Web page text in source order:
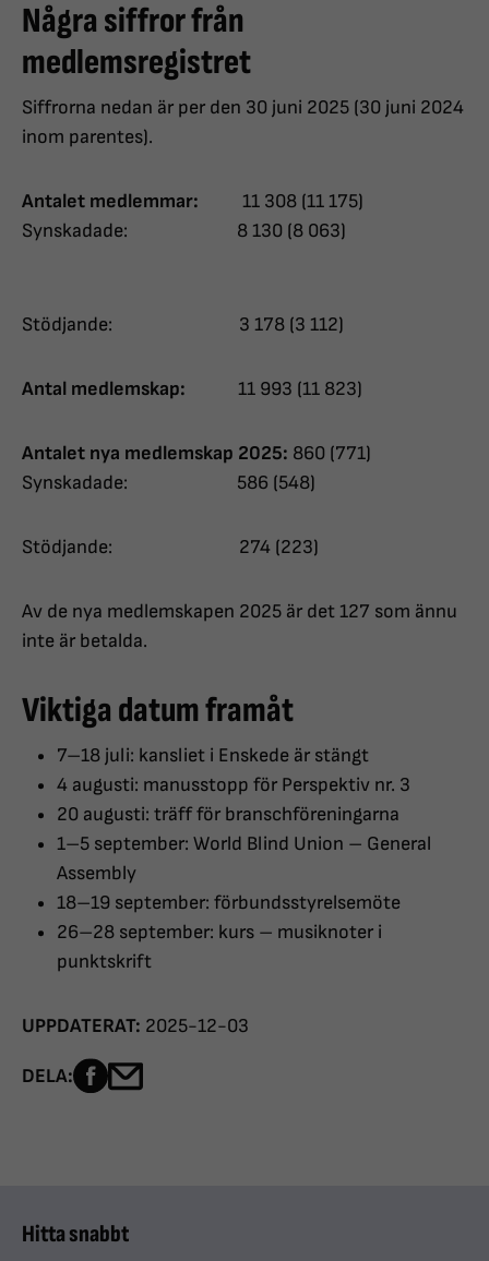
Några siffror från
medlemsregistret
Siffrorna nedan är per den 30 juni 2025 (30 juni 2024
inom parentes).
Antalet medlemmar:
11 308 (11 175)
Synskadade: 8 130 (8 063)
Stödjande: 3 178 (3 112)
Antal medlemskap: 11 993 (11 823)
Antalet nya medlemskap 2025: 860 (771)
Synskadade: 586 (548)
Stödjande: 274 (223)
Av de nya medlemskapen 2025 är det 127 som ännu
inte är betalda.
Viktiga datum framåt
7–18 juli: kansliet i Enskede är stängt
4 augusti: manusstopp för Perspektiv nr. 3
20 augusti: träff för branschföreningarna
1–5 september: World Blind Union – General
Assembly
18–19 september: förbundsstyrelsemöte
26–28 september: kurs – musiknoter i
punktskrift
UPPDATERAT: 2025-12-03
DELA: Dela sidan på Facebook
Hitta snabbt